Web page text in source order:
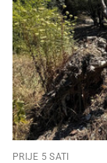
PRIJE 5 SATI